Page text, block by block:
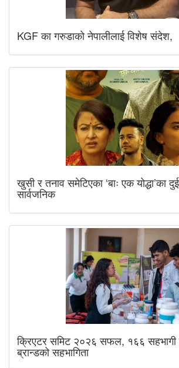
KGF का गरुडाको नेपालीलाई विशेष संदेश,
खुसी र तनाव समेटिएका ‘बाः एक योद्धा’का
सार्वजनिक
क्रिएटर समिट २०२६ सफल, १६६ सहभागी
ब्रान्डको सहभागिता